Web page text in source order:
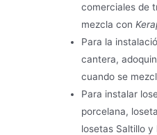
comerciales de
mezcla con
Para la
cantera,
cuando se
Para instalar
porcelana,
losetas Saltillo